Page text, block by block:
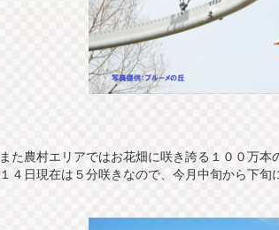
また農村エリアではお花畑に咲き誇る１００万本
１４日現在は５分咲きなので、今月中旬から下旬